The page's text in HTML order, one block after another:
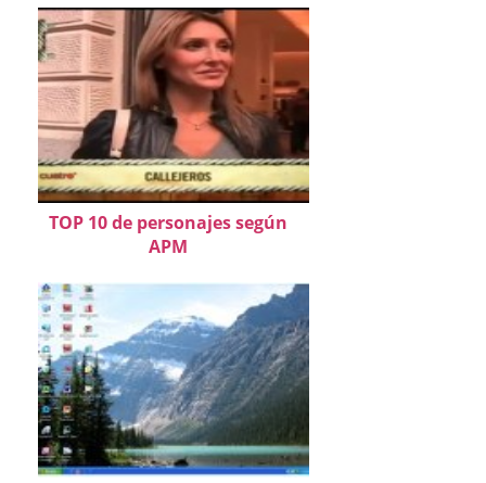
TOP 10 de personajes según
APM